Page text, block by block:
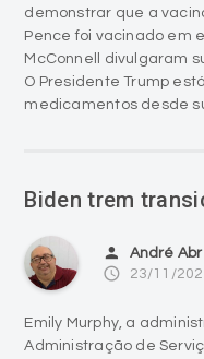
demonstrar que a
Pence foi vacinado em
McConnell divulgaram
O Presidente Trump
medicamentos desde
Biden trem
person André
access_time 23/11/
Emily Murphy, a
Administração de